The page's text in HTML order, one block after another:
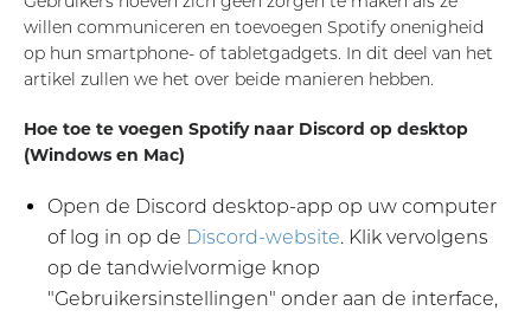
willen communiceren en toevoegen Spotify onenigheid
op hun smartphone- of tabletgadgets. In dit deel van het
artikel zullen we het over beide manieren hebben.
Hoe toe te voegen Spotify naar Discord op desktop
(Windows en Mac)
Open de Discord desktop-app op uw computer
of log in op de Discord-website. Klik vervolgens
op de tandwielvormige knop
"Gebruikersinstellingen" onder aan de interface,